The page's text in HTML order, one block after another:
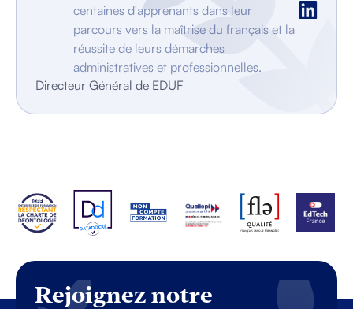
centaines d'apprenants dans leur
parcours vers la maîtrise du français et la
réussite de leurs démarches
administratives et professionnelles.
Directeur Général de EDUF
Rejoignez notre